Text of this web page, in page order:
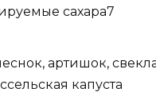
сахара7
артишок,
капуста